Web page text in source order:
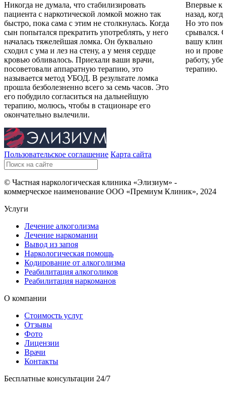
Никогда не думала, что стабилизировать
пациента с наркотической ломкой можно так
быстро, пока сама с этим не столкнулась. Когда
сын попытался прекратить употреблять, у него
началась тяжелейшая ломка. Он буквально
сходил с ума и лез на стену, а у меня сердце
кровью обливалось. Приехали ваши врачи,
посоветовали аппаратную терапию, это
называется метод УБОД. В результате ломка
прошла безболезненно всего за семь часов. Это
его побудило согласиться на дальнейшую
терапию, молюсь, чтобы в стационаре его
окончательно вылечили.
Впервые к
назад,
Но это
срывался.
вашу
но и
работу,
терапию.
Пользовательское соглашение Карта сайта
© Частная наркологическая клиника «Элизиум» -
коммерческое наименование ООО «Премиум Клиник», 2024
Услуги
Лечение алкоголизма
Лечение наркомании
Вывод из запоя
Наркологическая помощь
Кодирование от алкоголизма
Реабилитация алкоголиков
Реабилитация наркоманов
О компании
Стоимость услуг
Отзывы
Фото
Лицензии
Врачи
Контакты
Бесплатные консультации 24/7